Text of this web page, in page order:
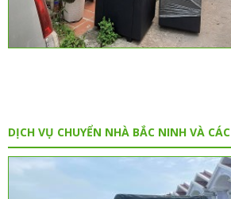
DỊCH VỤ CHUYỂN NHÀ BẮC NINH VÀ